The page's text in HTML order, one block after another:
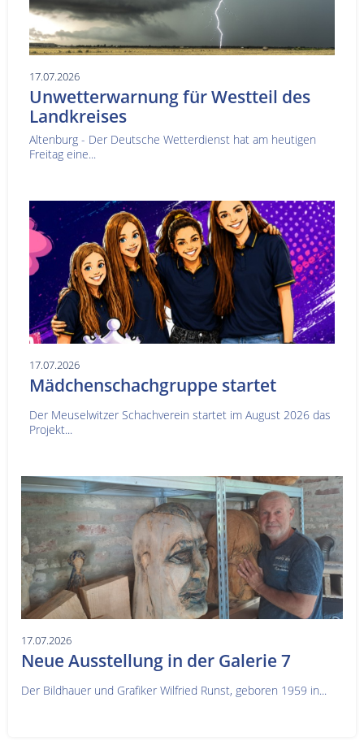
17.07.2026
Unwetterwarnung für Westteil des
Landkreises
Altenburg - Der Deutsche Wetterdienst hat am heutigen
Freitag eine...
17.07.2026
Mädchenschachgruppe startet
Der Meuselwitzer Schachverein startet im August 2026 das
Projekt...
17.07.2026
Neue Ausstellung in der Galerie 7
Der Bildhauer und Grafiker Wilfried Runst, geboren 1959 in...